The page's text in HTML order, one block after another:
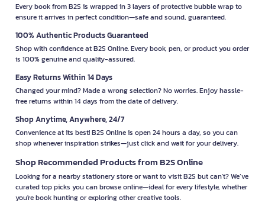
Every book from B2S is wrapped in 3 layers of protective bubble wrap to
ensure it arrives in perfect condition—safe and sound, guaranteed.
100% Authentic Products Guaranteed
Shop with confidence at B2S Online. Every book, pen, or product you order
is 100% genuine and quality-assured.
Easy Returns Within 14 Days
Changed your mind? Made a wrong selection? No worries. Enjoy hassle-
free returns within 14 days from the date of delivery.
Shop Anytime, Anywhere, 24/7
Convenience at its best! B2S Online is open 24 hours a day, so you can
shop whenever inspiration strikes—just click and wait for your delivery.
Shop Recommended Products from B2S Online
Looking for a nearby stationery store or want to visit B2S but can't? We’ve
curated top picks you can browse online—ideal for every lifestyle, whether
you're book hunting or exploring other creative tools.